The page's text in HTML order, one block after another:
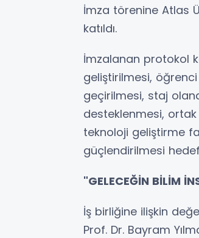
İmza törenine Atlas
katıldı.
İmzalanan protokol
geliştirilmesi,
geçirilmesi, staj
desteklenmesi,
teknoloji geliştirme
güçlendirilmesi
"GELECEĞİN BİLİM
İş birliğine ilişkin
Prof. Dr. Bayram